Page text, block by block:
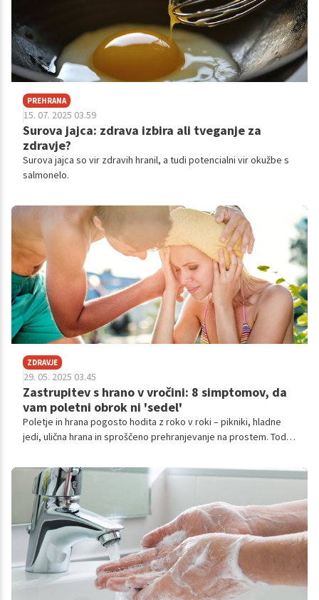
PREHRANA
15. 07. 2025 03.59
Surova jajca: zdrava izbira ali tveganje za
zdravje?
Surova jajca so vir zdravih hranil, a tudi potencialni vir okužbe s
salmonelo.
ZDRAVJE
29. 05. 2025 03.45
Zastrupitev s hrano v vročini: 8 simptomov, da
vam poletni obrok ni 'sedel'
Poletje in hrana pogosto hodita z roko v roki – pikniki, hladne
jedi, ulična hrana in sproščeno prehranjevanje na prostem. Toda
idealne pogoje za razvoj bakterij, ki povzročajo zastrupitve s
hrano. Čeprav se simptomi lahko zdijo kot običajna prebavna
težava ali utrujenost zaradi vročine, lahko gre za resno okužbo,
ki zahteva pozornost.